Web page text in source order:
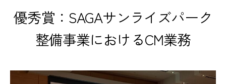
優秀賞：SAGAサンライズパーク
整備事業におけるCM業務